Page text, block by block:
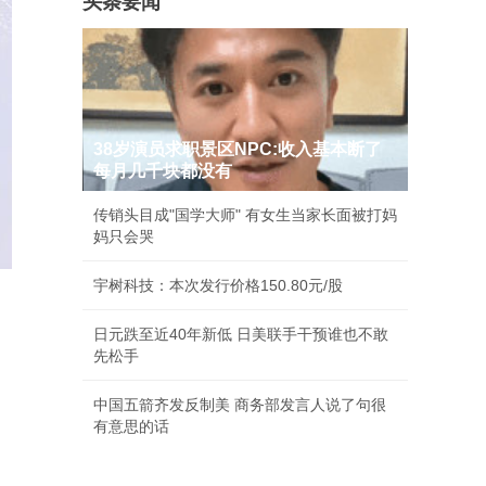
38岁演员求职景区NPC:收入基本断了
每月几千块都没有
传销头目成"国学大师" 有女生当家长面被打妈
妈只会哭
宇树科技：本次发行价格150.80元/股
日元跌至近40年新低 日美联手干预谁也不敢
先松手
中国五箭齐发反制美 商务部发言人说了句很
有意思的话